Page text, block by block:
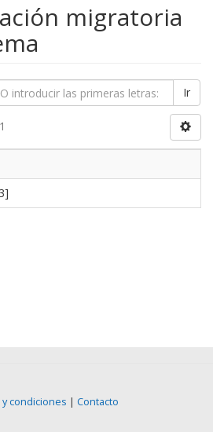
migratoria
Ir
condiciones | Contacto